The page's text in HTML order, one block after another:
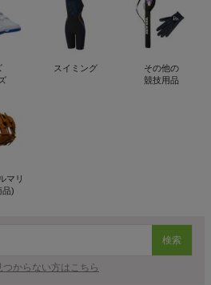
スイミング
その他の
競技用品
マリ
品)
検索
つからない方はこちら